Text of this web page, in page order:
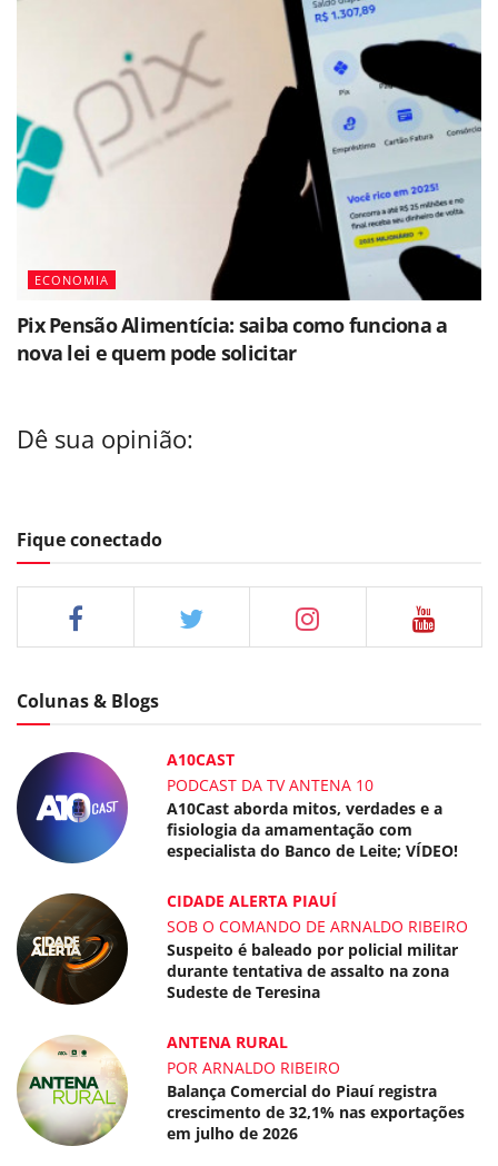
ECONOMIA
Pix Pensão Alimentícia: saiba como funciona a
nova lei e quem pode solicitar
Dê sua opinião:
Fique conectado
Colunas & Blogs
A10CAST
PODCAST DA TV ANTENA 10
A10Cast aborda mitos, verdades e a
fisiologia da amamentação com
especialista do Banco de Leite; VÍDEO!
CIDADE ALERTA PIAUÍ
SOB O COMANDO DE ARNALDO RIBEIRO
Suspeito é baleado por policial militar
durante tentativa de assalto na zona
Sudeste de Teresina
ANTENA RURAL
POR ARNALDO RIBEIRO
Balança Comercial do Piauí registra
crescimento de 32,1% nas exportações
em julho de 2026